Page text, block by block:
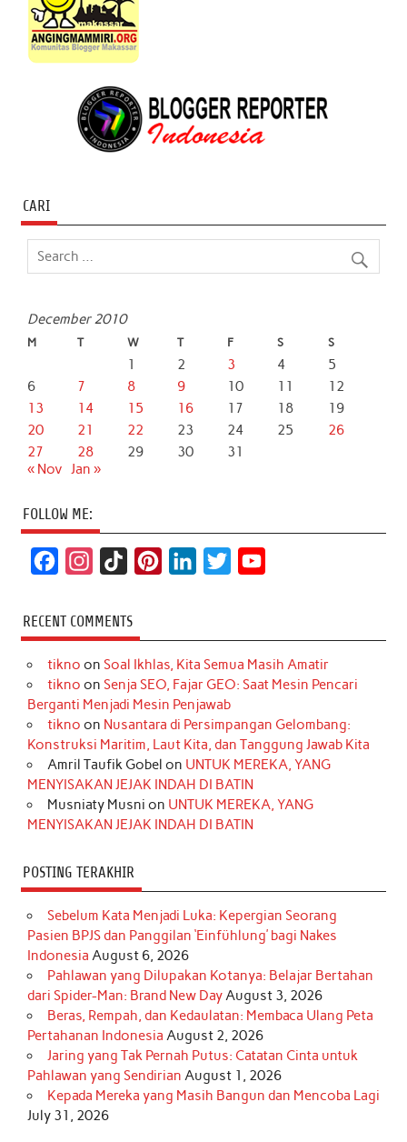
CARI
December 2010
M T W T F S S
1 2 3 4
5
6
7 8 9 10 11
12
13
14 15 16 17 18
19
20
21 22 23 24 25
26
27
28 29 30
31
« Nov Jan »
FOLLOW ME:
c
e
b
o
k
s
t
a
r
a
m
k
T
o
k
t
e
r
e
s
t
k
e
d
I
n
t
t
r
T
u
e
RECENT COMMENTS
tikno on Soal Ikhlas, Kita Semua Masih Amatir
tikno on Senja SEO, Fajar GEO: Saat Mesin Pencari
Berganti Menjadi Mesin Penjawab
tikno on Nusantara di Persimpangan Gelombang:
Konstruksi Maritim, Laut Kita, dan Tanggung Jawab Kita
Amril Taufik Gobel on UNTUK MEREKA, YANG
MENYISAKAN JEJAK INDAH DI BATIN
Musniaty Musni on UNTUK MEREKA, YANG
MENYISAKAN JEJAK INDAH DI BATIN
POSTING TERAKHIR
Sebelum Kata Menjadi Luka: Kepergian Seorang
Pasien BPJS dan Panggilan ‘Einfühlung’ bagi Nakes
Indonesia August 6, 2026
Pahlawan yang Dilupakan Kotanya: Belajar Bertahan
dari Spider-Man: Brand New DayAugust 3, 2026
Beras, Rempah, dan Kedaulatan: Membaca Ulang Peta
Pertahanan Indonesia August 2, 2026
Jaring yang Tak Pernah Putus: Catatan Cinta untuk
Pahlawan yang Sendirian August 1, 2026
Kepada Mereka yang Masih Bangun dan Mencoba Lagi
July 31, 2026